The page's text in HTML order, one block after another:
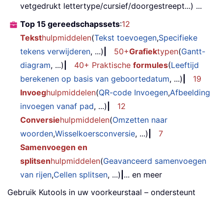
vetgedrukt lettertype/cursief/doorgestreept...) ...
Top 15 gereedschapssets:12
Teksthulpmiddelen(Tekst toevoegen,Specifieke
tekens verwijderen, ...) 50+Grafiektypen(Gantt-
diagram, ...) 40+ Praktische formules(Leeftijd
berekenen op basis van geboortedatum, ...)
19
Invoeghulpmiddelen(QR-code Invoegen,Afbeelding
invoegen vanaf pad, ...)
12
Conversiehulpmiddelen(Omzetten naar
woorden,Wisselkoersconversie, ...)
7
Samenvoegen en
splitsenhulpmiddelen(Geavanceerd samenvoegen
van rijen,Cellen splitsen, ...) ... en meer
Gebruik Kutools in uw voorkeurstaal – ondersteunt